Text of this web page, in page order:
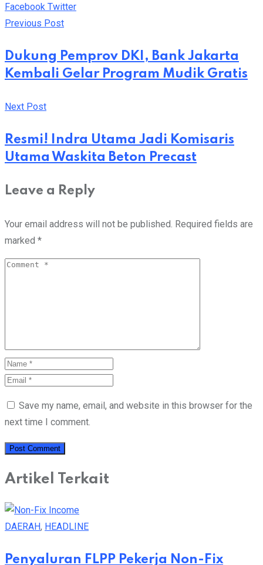
Facebook TwitterYoutube
Whatsapp
Cloud
StumbleUpon
Print
Share
Previous Post
Dukung Pemprov DKI, Bank Jakarta
Kembali Gelar Program Mudik Gratis
Next Post
Resmi! Indra Utama Jadi Komisaris
Utama Waskita Beton Precast
Leave a Reply
Your email address will not be published. Required fields are
marked *
Save my name, email, and website in this browser for the
next time I comment.
Artikel Terkait
DAERAH, HEADLINE
Penyaluran FLPP Pekerja Non-Fix